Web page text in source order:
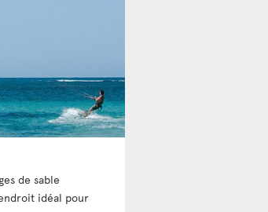
de sable
idéal pour